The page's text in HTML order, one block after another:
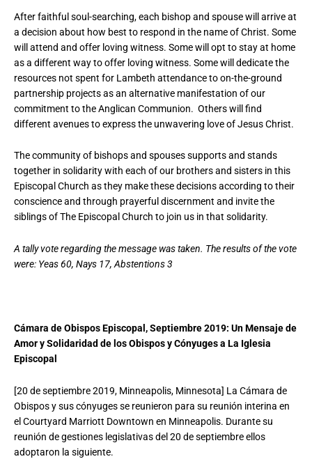
After faithful soul-searching, each bishop and spouse will arrive at
a decision about how best to respond in the name of Christ. Some
will attend and offer loving witness. Some will opt to stay at home
as a different way to offer loving witness. Some will dedicate the
resources not spent for Lambeth attendance to on-the-ground
partnership projects as an alternative manifestation of our
commitment to the Anglican Communion. Others will find
different avenues to express the unwavering love of Jesus Christ.
The community of bishops and spouses supports and stands
together in solidarity with each of our brothers and sisters in this
Episcopal Church as they make these decisions according to their
conscience and through prayerful discernment and invite the
siblings of The Episcopal Church to join us in that solidarity.
A tally vote regarding the message was taken. The results of the vote
were: Yeas 60, Nays 17, Abstentions 3
Cámara de Obispos Episcopal, Septiembre 2019: Un Mensaje de
Amor y Solidaridad de los Obispos y Cónyuges a La Iglesia
Episcopal
[20 de septiembre 2019, Minneapolis, Minnesota] La Cámara de
Obispos y sus cónyuges se reunieron para su reunión interina en
el Courtyard Marriott Downtown en Minneapolis. Durante su
reunión de gestiones legislativas del 20 de septiembre ellos
adoptaron la siguiente.